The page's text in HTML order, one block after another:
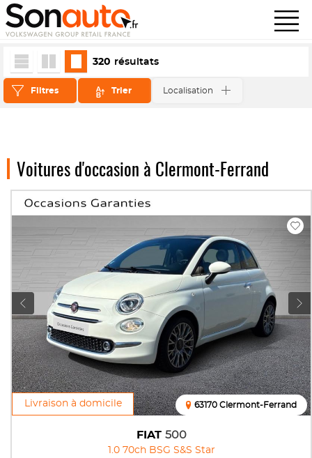
Filtres Trier Localisation
320 résultats
Voitures d'occasion à Clermont-Ferrand
Livraison à domicile
FIAT 500
1.0 70ch BSG S&S Star
63170 Clermont-Ferrand